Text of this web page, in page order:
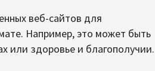
веб-сайтов для
Например, это может быть
или здоровье и благополучии.